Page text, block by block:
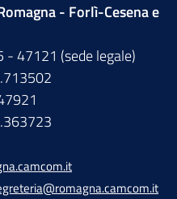
- Forlì-Cesena e
- 47121 (sede legale)